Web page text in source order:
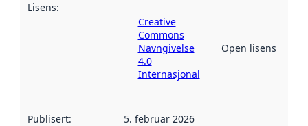
Lisens:
Creative
Commons
Navngivelse
4.0
Internasjonal
Open lisens
Publisert: 5. februar 2026